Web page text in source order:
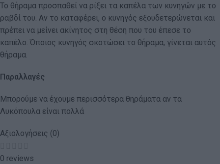
Το θήραμα προσπαθεί να ρίξει τα καπέλα των κυνηγών με το
ραβδί του. Αν το καταφέρει, ο κυνηγός εξουδετερώνεται και
πρέπει να μείνει ακίνητος στη θέση που του έπεσε το
καπέλο. Όποιος κυνηγός σκοτώσει το θήραμα, γίνεται αυτός
θήραμα.
Παραλλαγές
Μπορούμε να έχουμε περισσότερα θηράματα αν τα
Λυκόπουλα είναι πολλά
Αξιολογήσεις (0)
0 reviews